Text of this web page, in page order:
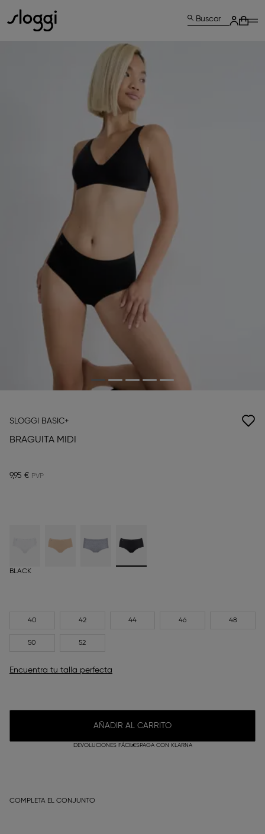
Buscar
SLOGGI BASIC+
BRAGUITA MIDI
9,95 €
BLACK
40 42 44 46 48
50 52
Encuentra tu talla perfecta
AÑADIR AL CARRITO
DEVOLUCIONES FÁCILESPAGA CON KLARNA
COMPLETA EL CONJUNTO